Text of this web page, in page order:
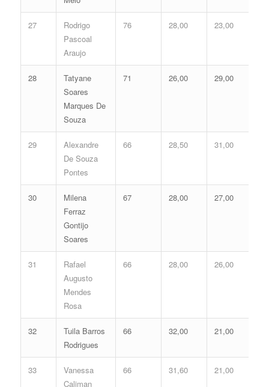
27
Rodrigo
Pascoal
Araujo
76 28,00 23,00
28
Tatyane
Soares
Marques De
Souza
71 26,00 29,00
29
Alexandre
De Souza
Pontes
66 28,50 31,00
30
Milena
Ferraz
Gontijo
Soares
67 28,00 27,00
31
Rafael
Augusto
Mendes
Rosa
66 28,00 26,00
32
Tuila Barros
Rodrigues
66 32,00 21,00
33
Vanessa
Caliman
66 31,60 21,00